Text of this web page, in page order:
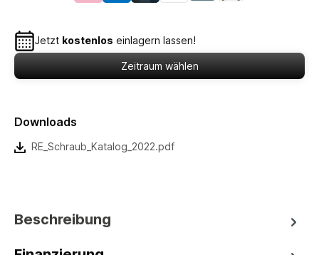
Jetzt kostenlos einlagern lassen!
Zeitraum wählen
Downloads
RE_Schraub_Katalog_2022.pdf
Beschreibung